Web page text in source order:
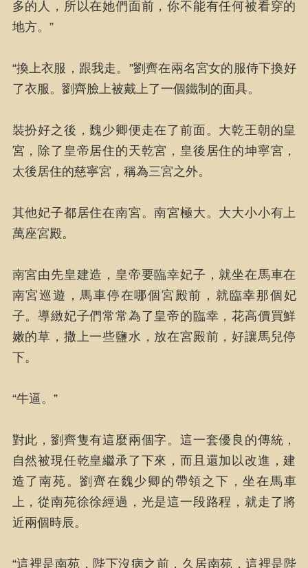
多的人，所以在她們面前，你不能有任何被看穿的
地方。”
“換上衣服，跟我走。”劉齊在兩名宮女的服侍下換好
了衣服。劉齊臉上被戴上了一個鐵制的面具。
裝扮好之後，魏少卿便走在了前面。大乾王朝的皇
宮，除了皇帝居住的天乾宮，皇後居住的坤寧宮，
太後居住的慈寧宮，稱為三宮之外。
其他妃子都居住在南宮。南宮極大。大大小小有上
萬座宮殿。
南宮由先皇建造，皇帝要臨幸妃子，就坐在馬車在
南宮巡遊，馬車停在哪個宮殿前，就臨幸那個妃
子。導緻妃子們常常為了皇帝的臨幸，花高價買鮮
嫩的草，撒上一些鹽水，放在宮殿前，好讓馬兒停
下。
“牛逼。”
對此，劉齊隻有這麼兩個字。這一套優良的傳統，
自然被現任乾皇繼承了下來，而且還加以改進，建
造了南苑。劉齊在魏少卿的帶領之下，坐在馬車
上，從南苑徐徐經過，光是這一段路程，就走了將
近兩個時辰。
“這裡是南苑，陛下沒病之前，久居南苑，這裡是陛